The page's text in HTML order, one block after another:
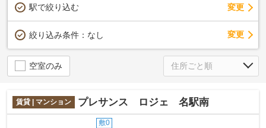
駅で絞り込む 変更
絞り込み条件： なし 変更
空室のみ
賃貸 | マンション プレサンス ロジェ 名駅南
敷0